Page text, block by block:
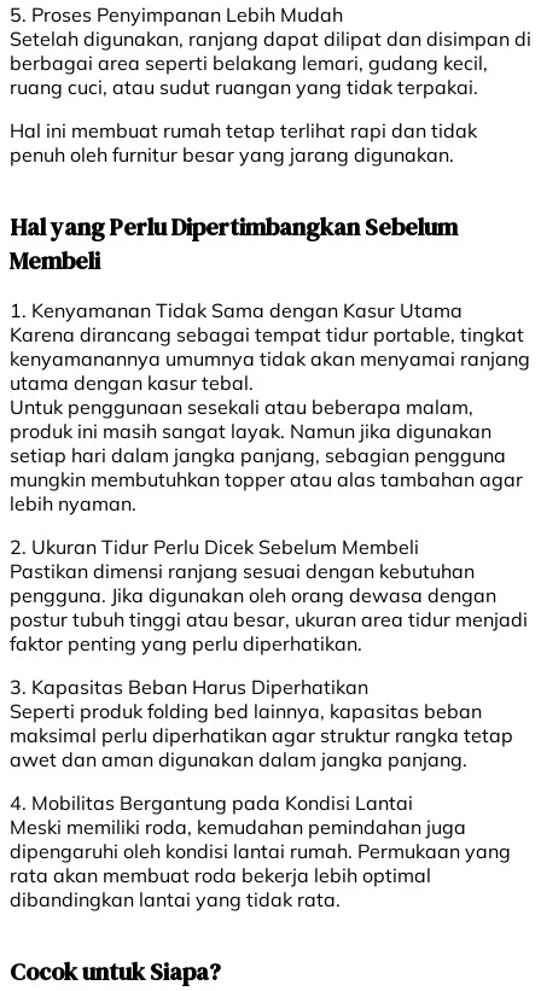
5. Proses Penyimpanan Lebih Mudah
Setelah digunakan, ranjang dapat dilipat dan disimpan di
berbagai area seperti belakang lemari, gudang kecil,
ruang cuci, atau sudut ruangan yang tidak terpakai.
Hal ini membuat rumah tetap terlihat rapi dan tidak
penuh oleh furnitur besar yang jarang digunakan.
Hal yang Perlu Dipertimbangkan Sebelum
Membeli
1. Kenyamanan Tidak Sama dengan Kasur Utama
Karena dirancang sebagai tempat tidur portable, tingkat
kenyamanannya umumnya tidak akan menyamai ranjang
utama dengan kasur tebal.
Untuk penggunaan sesekali atau beberapa malam,
produk ini masih sangat layak. Namun jika digunakan
setiap hari dalam jangka panjang, sebagian pengguna
mungkin membutuhkan topper atau alas tambahan agar
lebih nyaman.
2. Ukuran Tidur Perlu Dicek Sebelum Membeli
Pastikan dimensi ranjang sesuai dengan kebutuhan
pengguna. Jika digunakan oleh orang dewasa dengan
postur tubuh tinggi atau besar, ukuran area tidur menjadi
faktor penting yang perlu diperhatikan.
3. Kapasitas Beban Harus Diperhatikan
Seperti produk folding bed lainnya, kapasitas beban
maksimal perlu diperhatikan agar struktur rangka tetap
awet dan aman digunakan dalam jangka panjang.
4. Mobilitas Bergantung pada Kondisi Lantai
Meski memiliki roda, kemudahan pemindahan juga
dipengaruhi oleh kondisi lantai rumah. Permukaan yang
rata akan membuat roda bekerja lebih optimal
dibandingkan lantai yang tidak rata.
Cocok untuk Siapa?